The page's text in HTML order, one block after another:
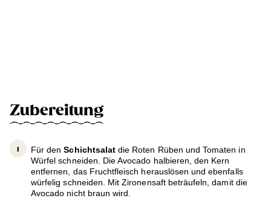
Zubereitung
Für denSchichtsalat die Roten Rüben und Tomaten in
Würfel schneiden. Die Avocado halbieren, den Kern
entfernen, das Fruchtfleisch herauslösen und ebenfalls
würfelig schneiden. Mit Zironensaft beträufeln, damit die
Avocado nicht braun wird.